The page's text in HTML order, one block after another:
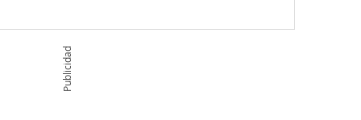
Publicidad